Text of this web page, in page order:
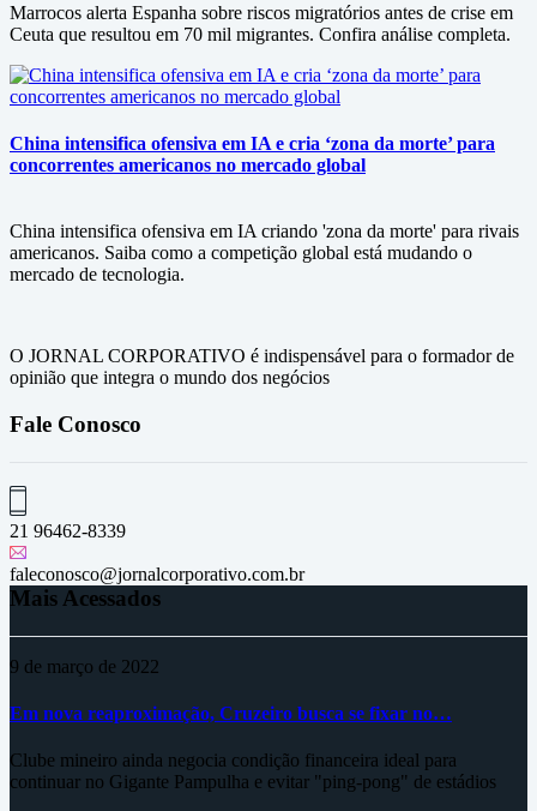
Marrocos alerta Espanha sobre riscos migratórios antes de crise em
Ceuta que resultou em 70 mil migrantes. Confira análise completa.
China intensifica ofensiva em IA e cria ‘zona da morte’ para
concorrentes americanos no mercado global
China intensifica ofensiva em IA criando 'zona da morte' para rivais
americanos. Saiba como a competição global está mudando o
mercado de tecnologia.
O JORNAL CORPORATIVO é indispensável para o formador de
opinião que integra o mundo dos negócios
Fale Conosco
21 96462-8339
faleconosco@jornalcorporativo.com.br
Mais Acessados
9 de março de 2022
Em nova reaproximação, Cruzeiro busca se fixar no…
Clube mineiro ainda negocia condição financeira ideal para
continuar no Gigante Pampulha e evitar "ping-pong" de estádios